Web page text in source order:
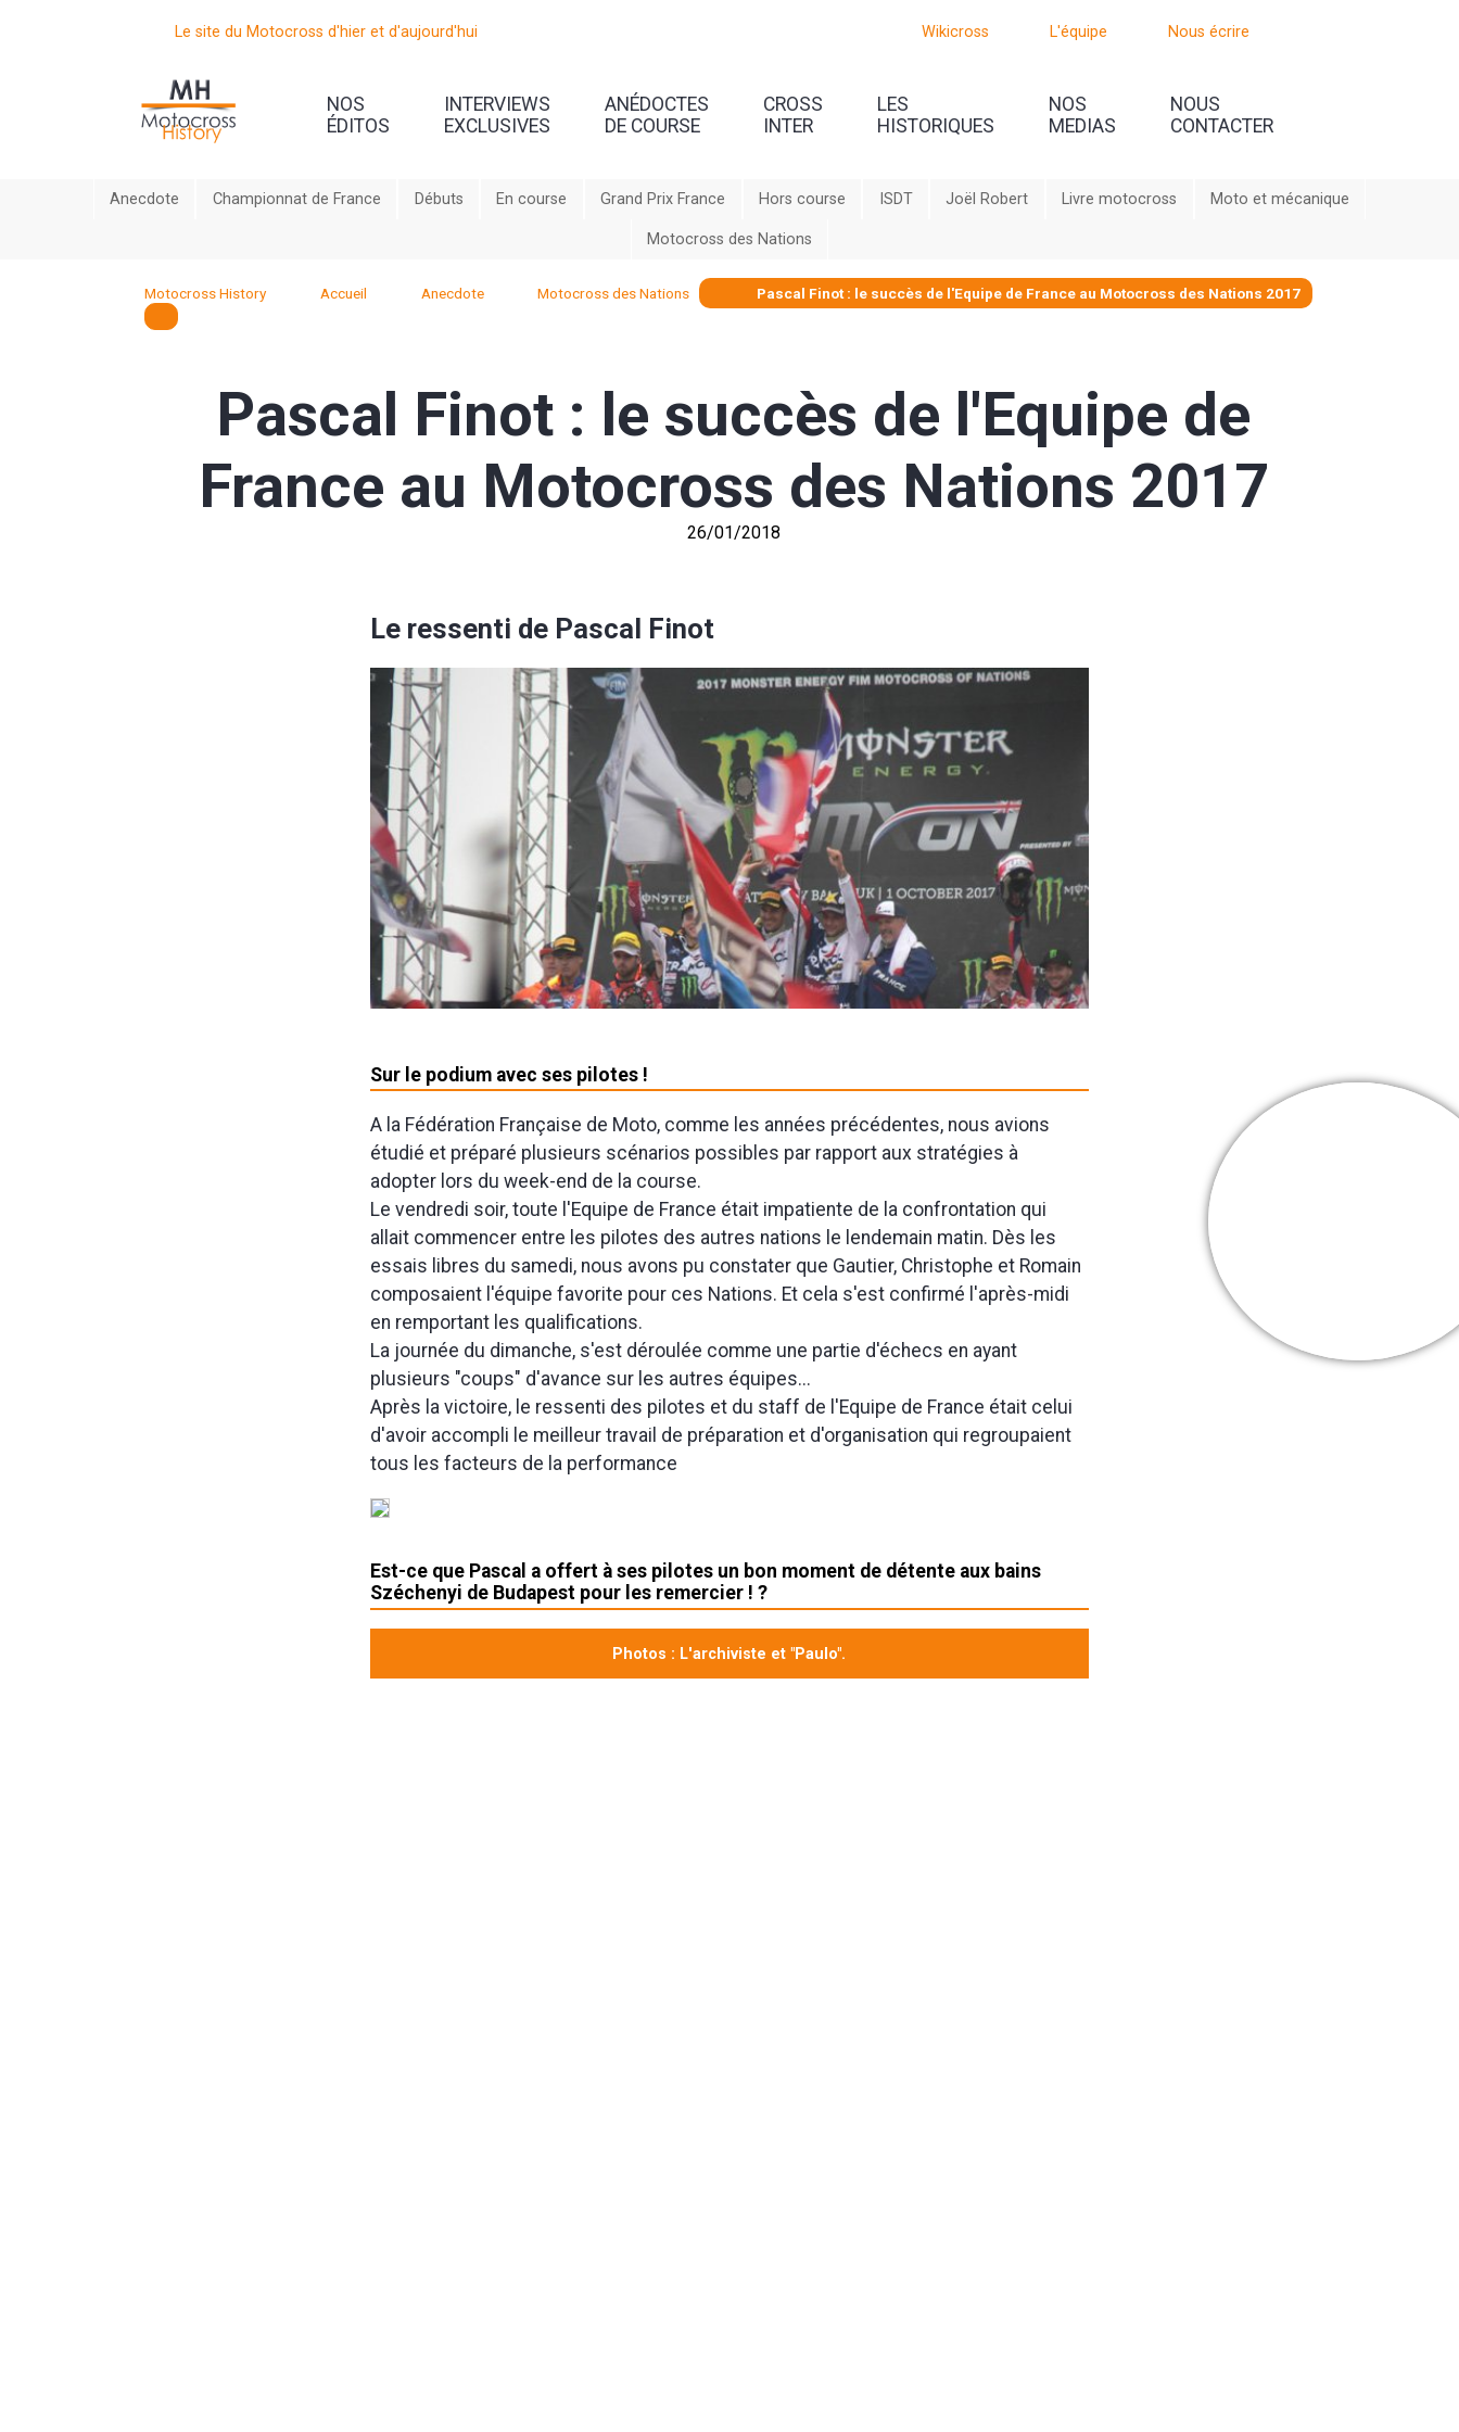
Le site du Motocross d'hier et d'aujourd'hui Wikicross L'équipe Nous écrire
NOS
ÉDITOS
INTERVIEWS
EXCLUSIVES
ANÉDOCTES
DE COURSE
CROSS
INTER
LES
HISTORIQUES
NOS
MEDIAS
NOUS
CONTACTER
Anecdote Championnat de France Débuts En course Grand Prix France Hors course ISDT Joël Robert Livre motocross Moto et mécanique
Motocross des Nations
Motocross History Accueil Anecdote Motocross des Nations Pascal Finot : le succès de l'Equipe de France au Motocross des Nations 2017
Pascal Finot : le succès de l'Equipe de
France au Motocross des Nations 2017
26/01/2018
Le ressenti de Pascal Finot
Sur le podium avec ses pilotes !
A la Fédération Française de Moto, comme les années précédentes, nous avions
étudié et préparé plusieurs scénarios possibles par rapport aux stratégies à
adopter lors du week-end de la course.
Le vendredi soir, toute l'Equipe de France était impatiente de la confrontation qui
allait commencer entre les pilotes des autres nations le lendemain matin. Dès les
essais libres du samedi, nous avons pu constater que Gautier, Christophe et Romain
composaient l'équipe favorite pour ces Nations. Et cela s'est confirmé l'après-midi
en remportant les qualifications.
La journée du dimanche, s'est déroulée comme une partie d'échecs en ayant
plusieurs "coups" d'avance sur les autres équipes...
Après la victoire, le ressenti des pilotes et du staff de l'Equipe de France était celui
d'avoir accompli le meilleur travail de préparation et d'organisation qui regroupaient
tous les facteurs de la performance
Est-ce que Pascal a offert à ses pilotes un bon moment de détente aux bains
Széchenyi de Budapest pour les remercier ! ?
Photos : L'archiviste et "Paulo".